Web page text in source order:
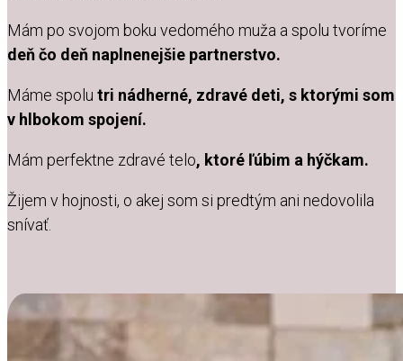
Mám po svojom boku vedomého muža a spolu tvoríme
deň čo deň naplnenejšie partnerstvo.
Máme spolu tri nádherné, zdravé deti, s ktorými som
v hlbokom spojení.
Mám perfektne zdravé telo, ktoré ľúbim a hýčkam.
Žijem v hojnosti, o akej som si predtým ani nedovolila
snívať.